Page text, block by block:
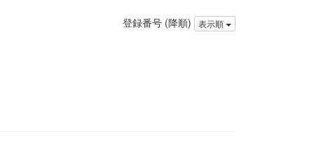
登録番号 (降順) 表示順